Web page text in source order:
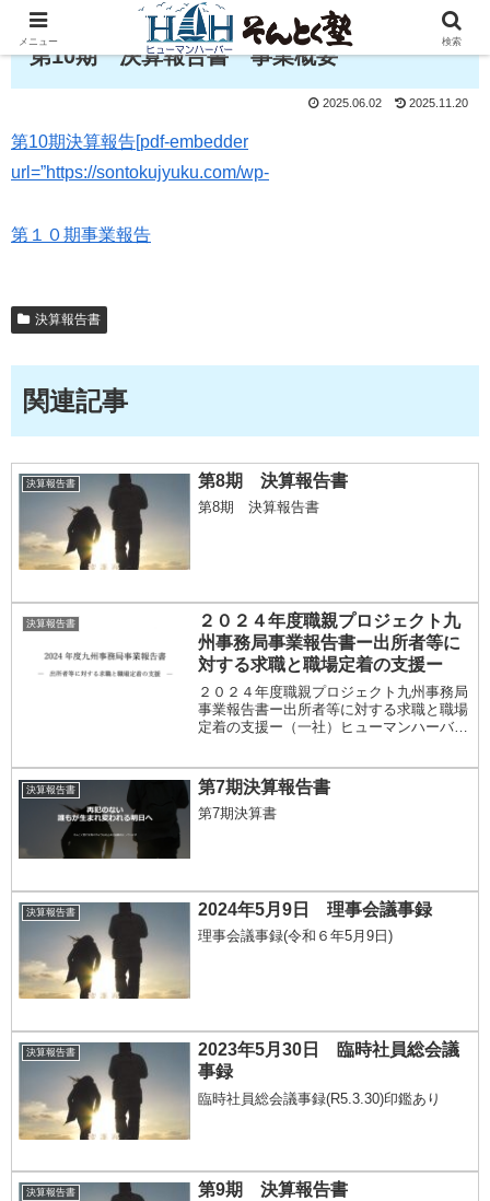
第10期 決算報告書 事業概要
2025.06.02 2025.11.20
第10期決算報告[pdf-embedder
url=”https://sontokujyuku.com/wp-
第１０期事業報告
決算報告書
関連記事
決算報告書 第8期 決算報告書
第8期 決算報告書
決算報告書
２０２４年度職親プロジェクト九
州事務局事業報告書ー出所者等に
対する求職と職場定着の支援ー
２０２４年度職親プロジェクト九州事務局
事業報告書ー出所者等に対する求職と職場
定着の支援ー（一社）ヒューマンハーバー
決算報告書 第7期決算報告書
第7期決算書
決算報告書 2024年5月9日 理事会議事録
理事会議事録(令和６年5月9日)
決算報告書
2023年5月30日 臨時社員総会議
事録
臨時社員総会議事録(R5.3.30)印鑑あり
決算報告書 第9期 決算報告書
メニュー 検索